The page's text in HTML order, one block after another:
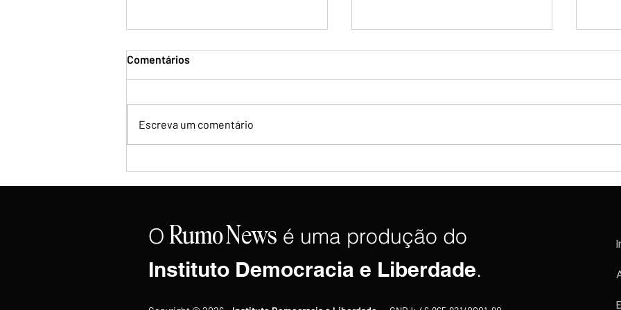
Comentários
Escreva um comentário
O RumoNews é uma produção do
Instituto Democracia e Liberdade.